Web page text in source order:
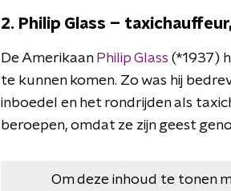
2. Philip Glass –
De Amerikaan Philip Glass (*1937)
te kunnen komen. Zo was hij
inboedel en het rondrijden als
beroepen, omdat ze zijn geest
Om deze inhoud te tonen